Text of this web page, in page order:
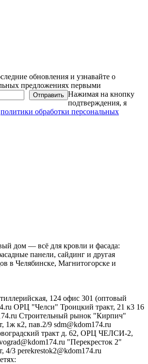
обновления и узнавайте о
предложениях первыми
Нажимая на кнопку
подтверждения, я
политики обработки персональных
дом — всё для кровли и фасада:
панели, сайдинг и другая
в Челябинске, Магнитогорске и
124 офис 301 (оптовый
ОРЦ "Челси" Троицкий тракт, 21 к3 16
Строительный рынок "Кирпич"
1ж к2, пав.2/9 sdm@kdom174.ru
тракт д. 62, ОРЦ ЧЕЛСИ-2,
"Перекресток 2"
4/3 perekrestok2@kdom174.ru